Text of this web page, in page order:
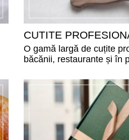
CUTITE
O gamă largă de cuțite
băcănii, restaurante și în